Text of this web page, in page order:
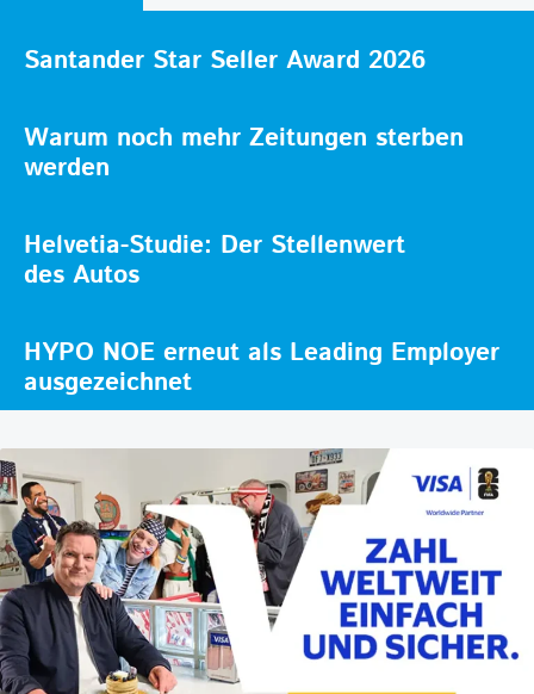
Santander Star Seller Award 2026
Warum noch mehr Zeitungen sterben
werden
Helvetia-Studie: Der Stellenwert
des Autos
HYPO NOE erneut als Leading Employer
ausgezeichnet